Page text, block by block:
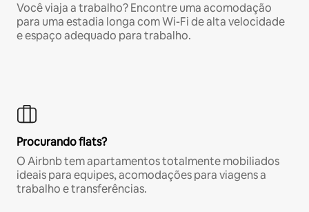
Você viaja a trabalho? Encontre uma acomodação
para uma estadia longa com Wi-Fi de alta velocidade
e espaço adequado para trabalho.
Procurando flats?
O Airbnb tem apartamentos totalmente mobiliados
ideais para equipes, acomodações para viagens a
trabalho e transferências.